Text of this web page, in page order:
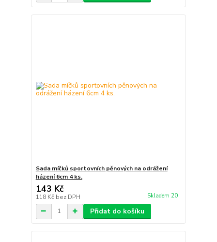
Sada míčků sportovních pěnových na odrážení
házení 6cm 4 ks.
143 Kč
118 Kč bez DPH Skladem 20
Přidat do košíku